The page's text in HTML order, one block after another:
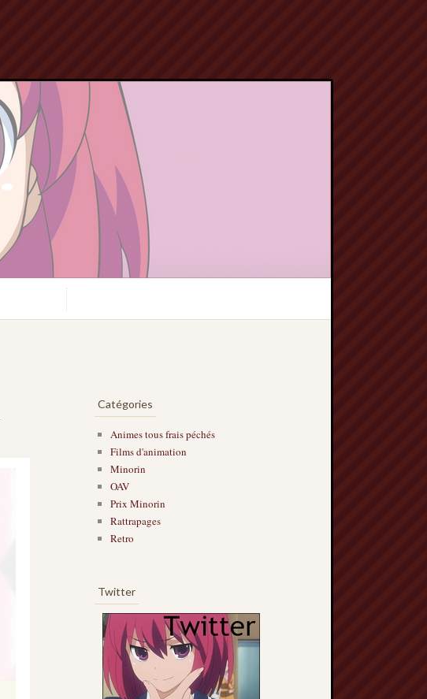
Catégories
Animes tous frais péchés
Films d'animation
Minorin
OAV
Prix Minorin
Rattrapages
Retro
Twitter